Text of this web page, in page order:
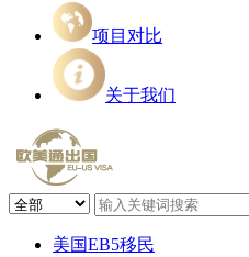
项目对比
关于我们
美国EB5移民